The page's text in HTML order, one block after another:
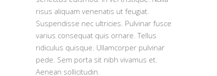
risus aliquam venenatis ut feugiat.
Suspendisse nec ultricies. Pulvinar fusce
varius consequat quis ornare. Tellus
ridiculus quisque. Ullamcorper pulvinar
pede. Sem porta sit nibh vivamus et.
Aenean sollicitudin.